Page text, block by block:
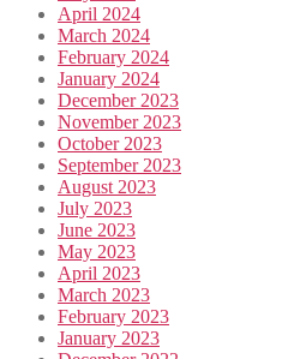
April 2024
March 2024
February 2024
January 2024
December 2023
November 2023
October 2023
September 2023
August 2023
July 2023
June 2023
May 2023
April 2023
March 2023
February 2023
January 2023